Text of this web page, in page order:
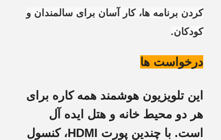
کردن برنامه ها، کار آسان برای سالمندان و
کودکان.
درخواست ها
این تلویزیون هوشمند همه کاره برای
هر دو محیط خانه و هتل ایده آل
است. با چندین پورت HDMI، کنسول